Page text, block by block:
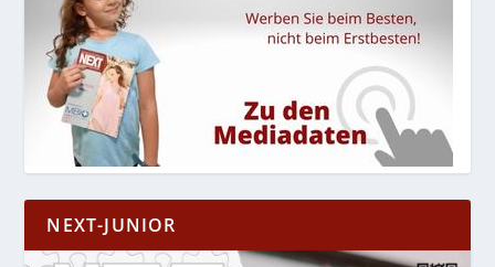
NEXT-JUNIOR